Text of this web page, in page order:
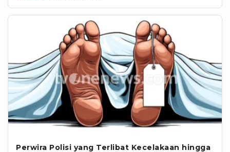
Perwira Polisi yang Terlibat Kecelakaan hingga